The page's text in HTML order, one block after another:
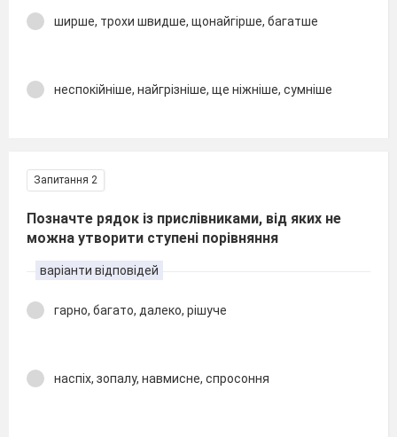
ширше, трохи швидше, щонайгірше, багатше
неспокійніше, найгрізніше, ще ніжніше, сумніше
Запитання 2
Позначте рядок із прислівниками, від яких не
можна утворити ступені порівняння
варіанти відповідей
гарно, багато, далеко, рішуче
наспіх, зопалу, навмисне, спросоння